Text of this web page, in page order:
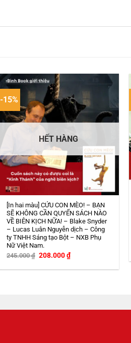
-15%
HẾT HÀNG
[In hai màu] CỨU CON MÈO! – BẠN
SẼ KHÔNG CẦN QUYỂN SÁCH NÀO
VỀ BIÊN KỊCH NỮA! – Blake Snyder
– Lucas Luân Nguyễn dịch – Công
ty TNHH Sáng tạo Bột – NXB Phụ
Nữ Việt Nam.
245.000₫ Giá
là:
208.000₫Giá
hiện
tại